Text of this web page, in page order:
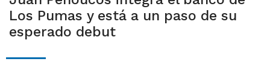
Los Pumas y está a un paso de su
esperado debut